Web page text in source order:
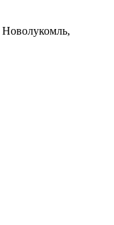
Новолукомль,